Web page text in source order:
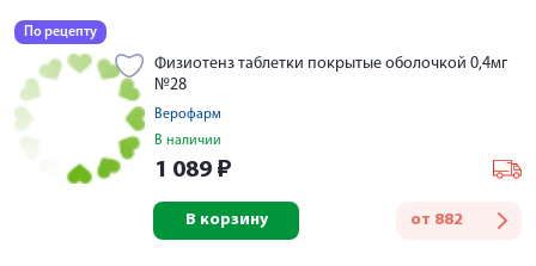
По рецепту
Физиотенз таблетки покрытые оболочкой 0,4мг
№28
Верофарм
В наличии
1 089 ₽
от 882
В корзину